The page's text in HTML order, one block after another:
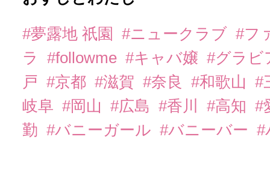
#夢露地 祇園 #ニュークラブ #フ
ラ
#followme #キャバ嬢 #グラ
戸 #京都 #滋賀 #奈良 #和歌山
#
岐阜 #岡山 #広島 #香川 #高知 #
勤 #バニーガール #バニーバー #